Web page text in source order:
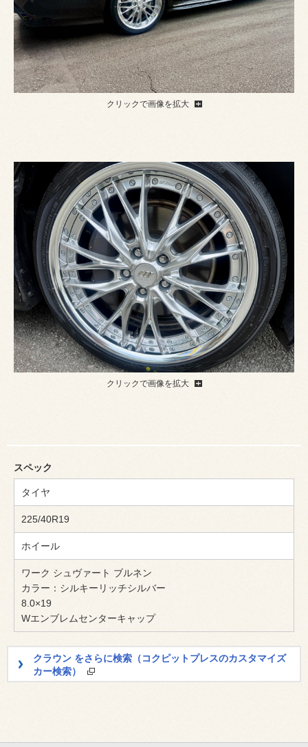
クリックで画像を拡大
クリックで画像を拡大
スペック
タイヤ
225/40R19
ホイール
ワーク シュヴァート ブルネン
カラー：シルキーリッチシルバー
8.0×19
Wエンブレムセンターキャップ
クラウン をさらに検索（コクピットプレスのカスタマイズ
カー検索）